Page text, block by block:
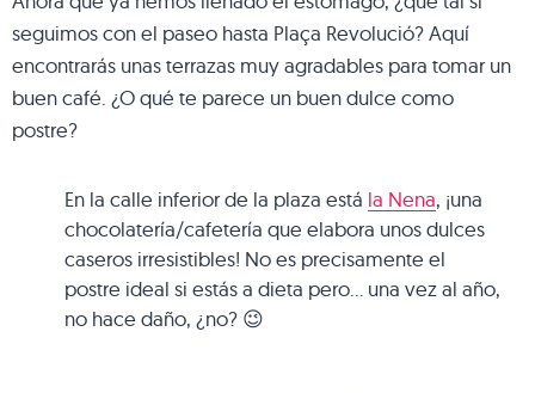
seguimos con el paseo hasta Plaça Revolució? Aquí
encontrarás unas terrazas muy agradables para tomar un
buen café. ¿O qué te parece un buen dulce como
postre?
En la calle inferior de la plaza está la Nena, ¡una
chocolatería/cafetería que elabora unos dulces
caseros irresistibles! No es precisamente el
postre ideal si estás a dieta pero… una vez al año,
no hace daño, ¿no? 😉